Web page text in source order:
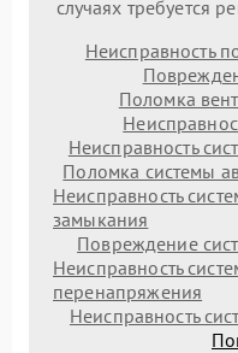
случаях требуется
Неисправность
Поломка
Неисправность
Поломка системы
Неисправность
замыкания
Повреждение
Неисправность
перенапряжения
Неисправность